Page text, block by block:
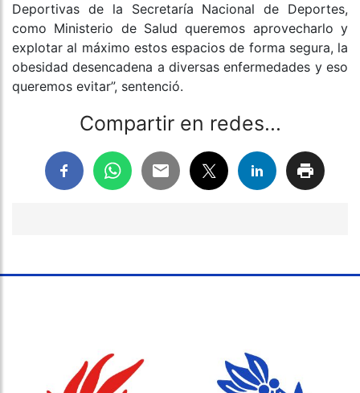
Deportivas de la Secretaría Nacional de Deportes,
como Ministerio de Salud queremos aprovecharlo y
explotar al máximo estos espacios de forma segura, la
obesidad desencadena a diversas enfermedades y eso
queremos evitar”, sentenció.
Compartir en redes...